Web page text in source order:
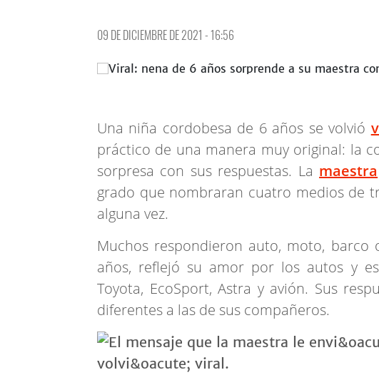
09 DE DICIEMBRE DE 2021 - 16:56
Una niña cordobesa de 6 años se volvió
práctico de una manera muy original: la
sorpresa con sus respuestas. La maestra
grado que nombraran cuatro medios de
alguna vez.
Muchos respondieron auto, moto, barco
años, reflejó su amor por los autos y
Toyota, EcoSport, Astra y avión. Sus
diferentes a las de sus compañeros.